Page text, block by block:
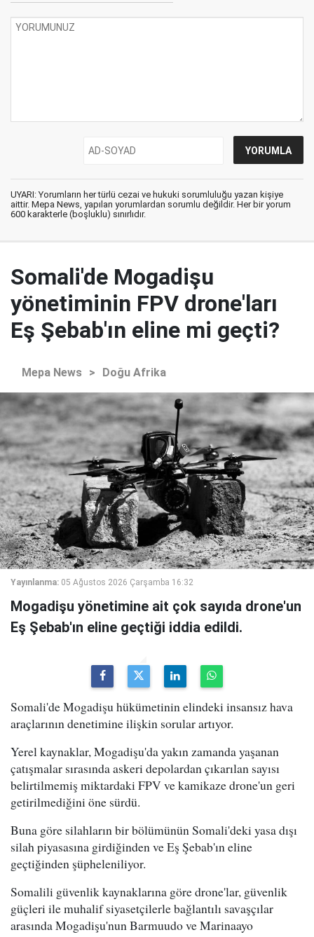
UYARI: Yorumların her türlü cezai ve hukuki sorumluluğu yazan kişiye
aittir. Mepa News, yapılan yorumlardan sorumlu değildir. Her bir yorum
600 karakterle (boşluklu) sınırlıdır.
Somali'de Mogadişu
yönetiminin FPV drone'ları
Eş Şebab'ın eline mi geçti?
Mepa News > Doğu Afrika
Yayınlanma: 05 Ağustos 2026 Çarşamba 16:32
Mogadişu yönetimine ait çok sayıda drone'un
Eş Şebab'ın eline geçtiği iddia edildi.
Somali'de Mogadişu hükümetinin elindeki insansız hava
araçlarının denetimine ilişkin sorular artıyor.
Yerel kaynaklar, Mogadişu'da yakın zamanda yaşanan
çatışmalar sırasında askeri depolardan çıkarılan sayısı
belirtilmemiş miktardaki FPV ve kamikaze drone'un geri
getirilmediğini öne sürdü.
Buna göre silahların bir bölümünün Somali'deki yasa dışı
silah piyasasına girdiğinden ve Eş Şebab'ın eline
geçtiğinden şüpheleniliyor.
Somalili güvenlik kaynaklarına göre drone'lar, güvenlik
güçleri ile muhalif siyasetçilerle bağlantılı savaşçılar
arasında Mogadişu'nun Barmuudo ve Marinaayo